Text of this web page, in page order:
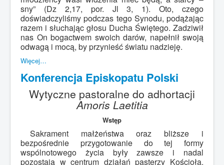
sny” (Dz 2,17, por. Jl 3, 1). Oto, czego
doświadczyliśmy podczas tego Synodu, podążając
razem i słuchając głosu Ducha Świętego. Zadziwił
nas On bogactwem swoich darów, napełnił swoją
odwagą i mocą, by przynieść światu nadzieję.
Więcej…
Konferencja Episkopatu Polski
Wytyczne pastoralne do adhortacji
Amoris Laetitia
Wstęp
Sakrament małżeństwa oraz bliższe i
bezpośrednie przygotowanie do tej formy
wspólnotowego życia były zawsze i nadal
pozostają w centrum działań pasterzy Kościoła.